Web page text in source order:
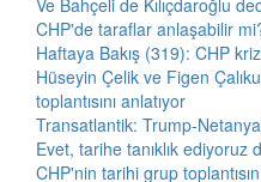
Ve Bahçeli de Kılıçdaroğlu
CHP'de taraflar anlaşabilir
Haftaya Bakış (319): CHP
Hüseyin Çelik ve Figen
toplantısını anlatıyor
Transatlantik: Trump-
Evet, tarihe tanıklık ediyoruz
CHP'nin tarihi grup